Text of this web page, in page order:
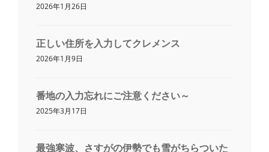
2026年1月26日
正しい住所を入力してクレメンス
2026年1月9日
番地の入力忘れにご注意ください～
2025年3月17日
最強寒波、さすがの伊勢でも雪がちらついた